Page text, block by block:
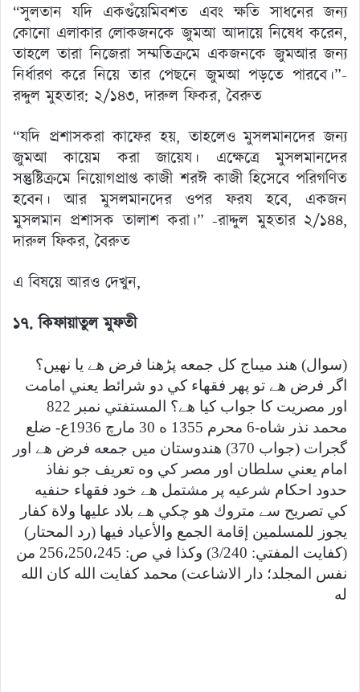
“সুলতান যদি একগুঁয়েমিবশত এবং ক্ষতি সাধনের জন্য
কোনো এলাকার লোকজনকে জুমআ আদায়ে নিষেধ করেন,
তাহলে তারা নিজেরা সম্মতিক্রমে একজনকে জুমআর জন্য
নির্ধারণ করে নিয়ে তার পেছনে জুমআ পড়তে পারবে।”-
রদ্দুল মুহতার: ২/১৪৩, দারুল ফিকর, বৈরুত
“যদি প্রশাসকরা কাফের হয়, তাহলেও মুসলমানদের জন্য
জুমআ কায়েম করা জায়েয। এক্ষেত্রে মুসলমানদের
সন্তুষ্টিক্রমে নিয়োগপ্রাপ্ত কাজী শরঈ কাজী হিসেবে পরিগণিত
হবেন। আর মুসলমানদের ওপর ফরয হবে, একজন
মুসলমান প্রশাসক তালাশ করা।” -রাদ্দুল মুহতার ২/১৪৪,
দারুল ফিকর, বৈরুত
এ বিষয়ে আরও দেখুন,
১৭. কিফায়াতুল মুফতী
(سوال) هند ميںاج كل جمعه پڑھنا فرض هے يا نهيں؟
اگر فرض هے تو پھر فقهاء كي دو شرائط يعني امامت
اور مصريت كا جواب كيا هے؟ المستفتي نمبر 822
محمد نذر شاه-6 محرم 1355 ه 30 مارچ 1936ع- ضلع
گجرات (جواب 370) هندوستان ميں جمعه فرض هے اور
امام يعني سلطان اور مصر كي وه تعريف جو نفاذ
حدود احكام شرعيه پر مشتمل هے خود فقهاء حنفيه
كي تصريح سے متروك هو چكي هے بلاد عليها ولاة كفار
يجوز للمسلمين إقامة الجمع والأعياد فيها (رد المحتار)
(كفايت المفتي: 3/240) وكذا في ص: 256،250،245 من
نفس المجلد؛ دار الاشاعت) محمد كفايت الله كان الله
له